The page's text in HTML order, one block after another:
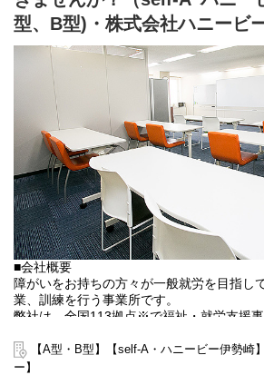
おります。
■業務内容
就労施設でのサービス管理責任者の業務。
・個別支援計画の作成一式。（弊社システ
いきます。）
・利用者さん、ご両親、外部関係機関との
・相談員、事業所支援員との会議、連絡等
・その他、付随する業務
弊社グループのサービス管理責任者の業務
て働き安い環境を整え業務負荷を減らす工
・支援費請求は行いません。代理請求を導
記録のチェックのみです。
・個別支援計画、ケース記録を含めた必要
ステムを使用しているのでPC１つで管理
す。
・行政への変更届等の提出書類のサポート
るので資格はもっているが正直できるか自
て働ける環境が整っています。
型、B型)・株式会社ハニービー
■会社概要
障がいをお持ちの方々が一般就労を目指し
業、訓練を行う事業所です。
弊社は、全国113拠点※で福祉・就労支援
グループ全体で培った豊富なノウハウとネ
スタッフが安心して長く働ける職場づくり
【A型・B型】【self-A・ハニービー伊勢崎
ー】